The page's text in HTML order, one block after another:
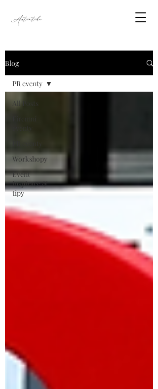
Blog
All Posts
Firemní
eventy
PR eventy
Workshopy
Event
inspirace &
tipy
PR eventy